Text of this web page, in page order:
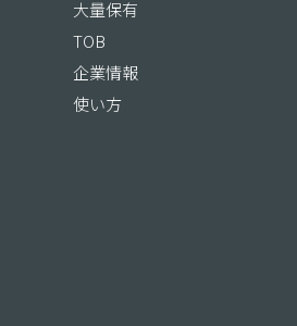
大量保有
TOB
企業情報
使い方